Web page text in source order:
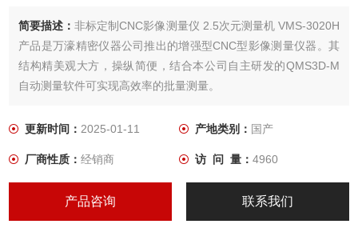
简要描述：非标定制CNC影像测量仪 2.5次元测量机 VMS-3020H
产品是万濠精密仪器公司推出的增强型CNC型影像测量仪器。其
结构精美观大方，操纵简便，结合本公司自主研发的QMS3D-M
自动测量软件可实现高效率的批量测量。
更新时间：2025-01-11 产地类别： 国产
厂商性质：经销商 访 问 量： 4960
产品咨询 联系我们